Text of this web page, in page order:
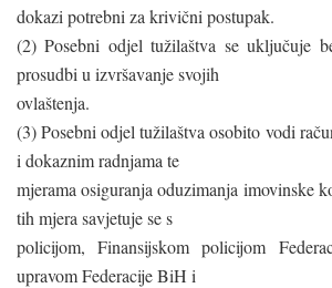
dokazi potrebni za krivični postupak.
(2) Posebni odjel tužilaštva se uključuje
prosudbi u izvršavanje svojih
ovlaštenja.
(3) Posebni odjel tužilaštva osobito vodi
i dokaznim radnjama te
mjerama osiguranja oduzimanja imovinske
tih mjera savjetuje se s
policijom, Finansijskom policijom
upravom Federacije BiH i